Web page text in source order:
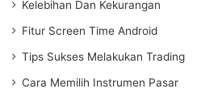
Kelebihan Dan Kekurangan
Fitur Screen Time Android
Tips Sukses Melakukan Trading
Cara Memilih Instrumen Pasar